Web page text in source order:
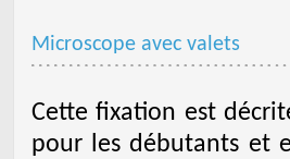
Microscope avec valets
Cette fixation est
pour les débutants et